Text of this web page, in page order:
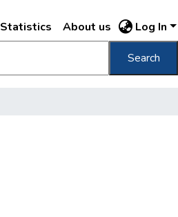
Statistics About us Log In
Search